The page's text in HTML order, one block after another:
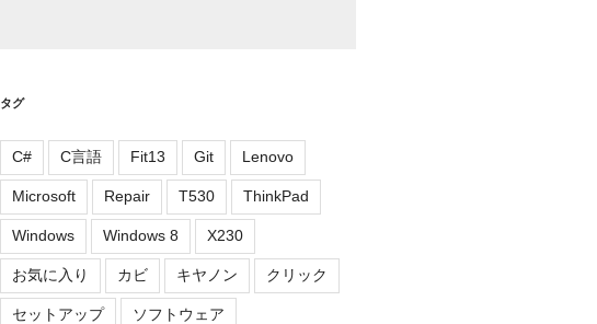
タグ
C# C言語 Fit13 Git Lenovo
Microsoft Repair T530 ThinkPad
Windows Windows 8 X230
お気に入り カビ キヤノン クリック
セットアップ ソフトウェア